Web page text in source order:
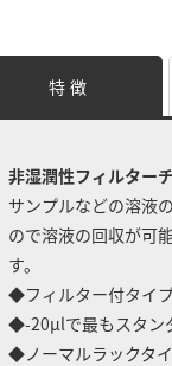
特 徴
非湿潤性フィルター
サンプルなどの溶液
ので溶液の回収が可
す。
◆フィルター付タイ
◆-20μlで最もスタン
◆ノーマルラックタ